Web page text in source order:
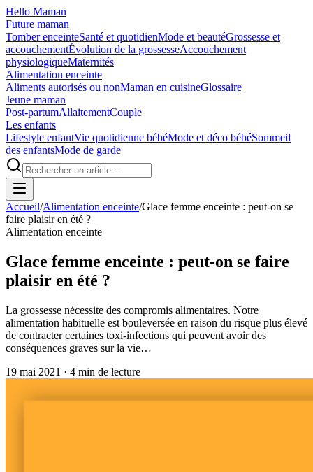
Hello Maman
Future maman
Tomber enceinteSanté et quotidienMode et beautéGrossesse et
accouchementÉvolution de la grossesseAccouchement
physiologiqueMaternités
Alimentation enceinte
Aliments autorisés ou nonMaman en cuisineGlossaire
Jeune maman
Post-partumAllaitementCouple
Les enfants
Lifestyle enfantVie quotidienne bébéMode et déco bébéSommeil
des enfantsMode de garde
Accueil/Alimentation enceinte/Glace femme enceinte : peut-on se
faire plaisir en été ?
Alimentation enceinte
Glace femme enceinte : peut-on se faire
plaisir en été ?
La grossesse nécessite des compromis alimentaires. Notre
alimentation habituelle est bouleversée en raison du risque plus élevé
de contracter certaines toxi-infections qui peuvent avoir des
conséquences graves sur la vie…
19 mai 2021 · 4 min de lecture